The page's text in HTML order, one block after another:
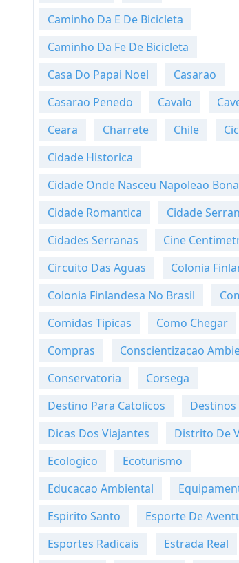
Caminho Da E De Bicicleta
Caminho Da Fe De Bicicleta
Casa Do Papai Noel
Casarao
Casarao Penedo
Cavalo
Ceara
Charrete Chile
Cidade Historica
Cidade Onde Nasceu Napoleao
Cidade Romantica
Cidade
Cidades Serranas
Cine
Circuito Das Aguas
Colonia
Colonia Finlandesa No Brasil
Comidas Tipicas
Como Chegar
Compras
Conscientizacao
Conservatoria
Corsega
Destino Para Catolicos
Destinos
Dicas Dos Viajantes
Distrito De
Ecologico
Ecoturismo
Educacao Ambiental
Espirito Santo
Esporte De
Esportes Radicais
Estrada Real